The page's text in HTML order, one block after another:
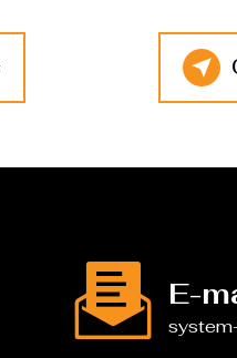
E-